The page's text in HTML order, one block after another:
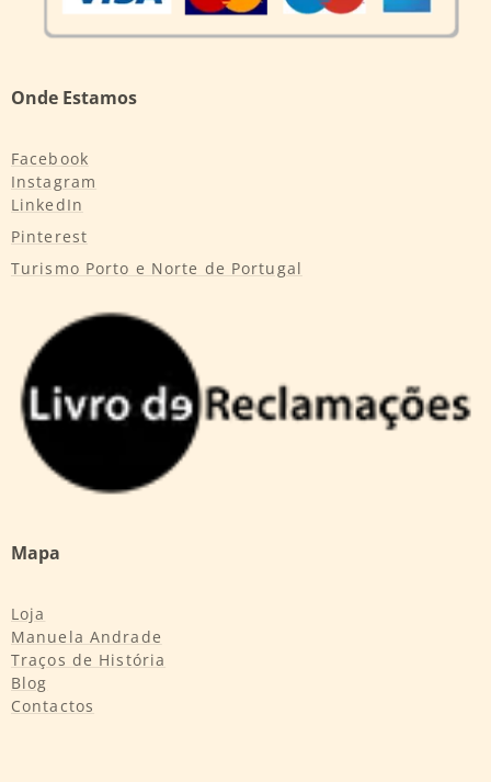
Onde Estamos
Facebook
Instagram
LinkedIn
Pinterest
Turismo Porto e Norte de Portugal
Mapa
Loja
Manuela Andrade
Traços de História
Blog
Contactos